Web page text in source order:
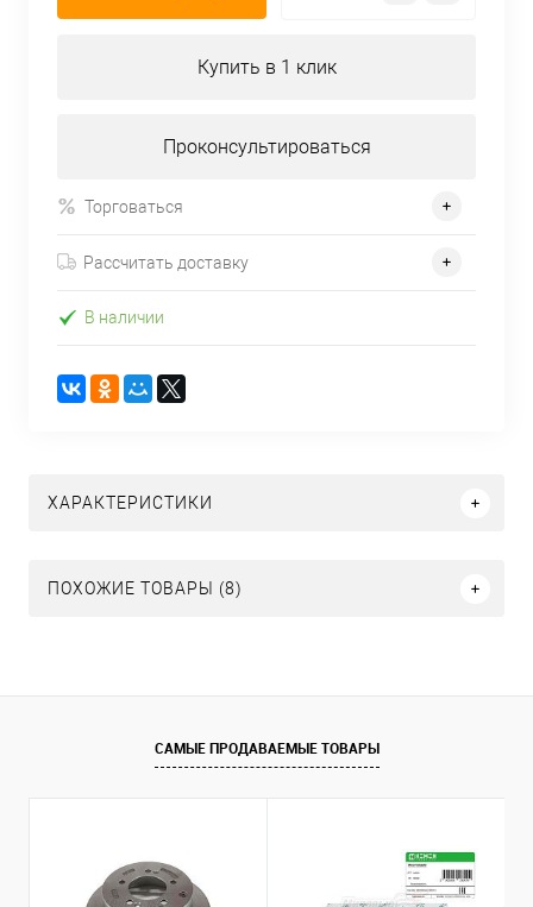
Купить в 1 клик
Проконсультироваться
Торговаться
Рассчитать доставку
В наличии
ХАРАКТЕРИСТИКИ
ПОХОЖИЕ ТОВАРЫ (8)
САМЫЕ ПРОДАВАЕМЫЕ ТОВАРЫ